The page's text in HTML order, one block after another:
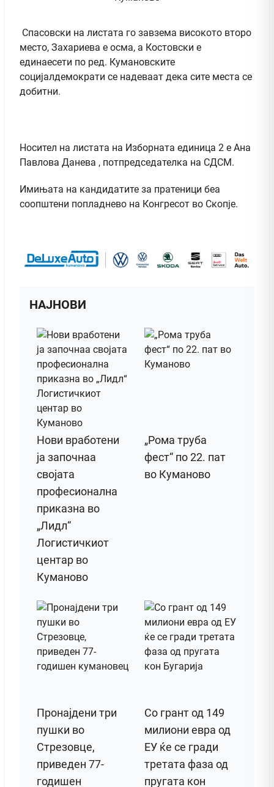
Спасовски на листата го завзема високото второ
место, Захариева е осма, а Костовски е
единаесети по ред. Кумановските
социјалдемократи се надеваат дека сите места се
добитни.
Носител на листата на Изборната единица 2 е Ана
Павлова Данева , потпредседателка на СДСМ.
Имињата на кандидатите за пратеници беа
соопштени попладнево на Конгресот во Скопје.
НАЈНОВИ
Нови вработени
ја започнаа
својата
професионална
приказна во
„Лидл“
Логистичкиот
центар во
Куманово
„Рома труба
фест“ по 22. пат
во Куманово
Пронајдени три
пушки во
Стрезовце,
приведен 77-
годишен
Со грант од 149
милиони евра од
ЕУ ќе се гради
третата фаза од
пругата кон